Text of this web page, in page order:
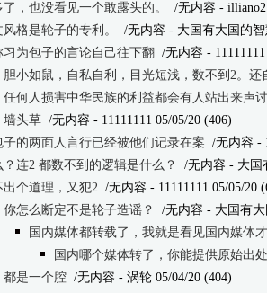
，也没看见一个敢露头的。
/无内容 -
格是轮子的专利。
/无内容 - 大国有大国的智
习为包子的言论自己往下翻 /无内容 -
胆小如鼠，自私自利，目光短浅，数不到2。还
任何人损害中华民族的利益都会有人站出来声
墙头草 /无内容 - 11111111 05/05/20 (406)
的两面人言行已经被他们记录在案 /无内容 -
连2 都数不到的逻辑是什么？
/无内容 - 大国
出个道理，又犯2 /无内容 - 11111111 05/05/20
你怎么断定不是轮子造谣？
/无内容 - 大国有大
国内媒体都转载了，我就是看见国内媒体
国内哪个媒体转了，你能提供原始出
都是一个腔 /无内容 - 涡轮 05/04/20 (404)